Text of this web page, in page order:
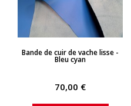
APERÇU RAPIDE
Bande de cuir de vache lisse -
Bleu cyan
70,00 €